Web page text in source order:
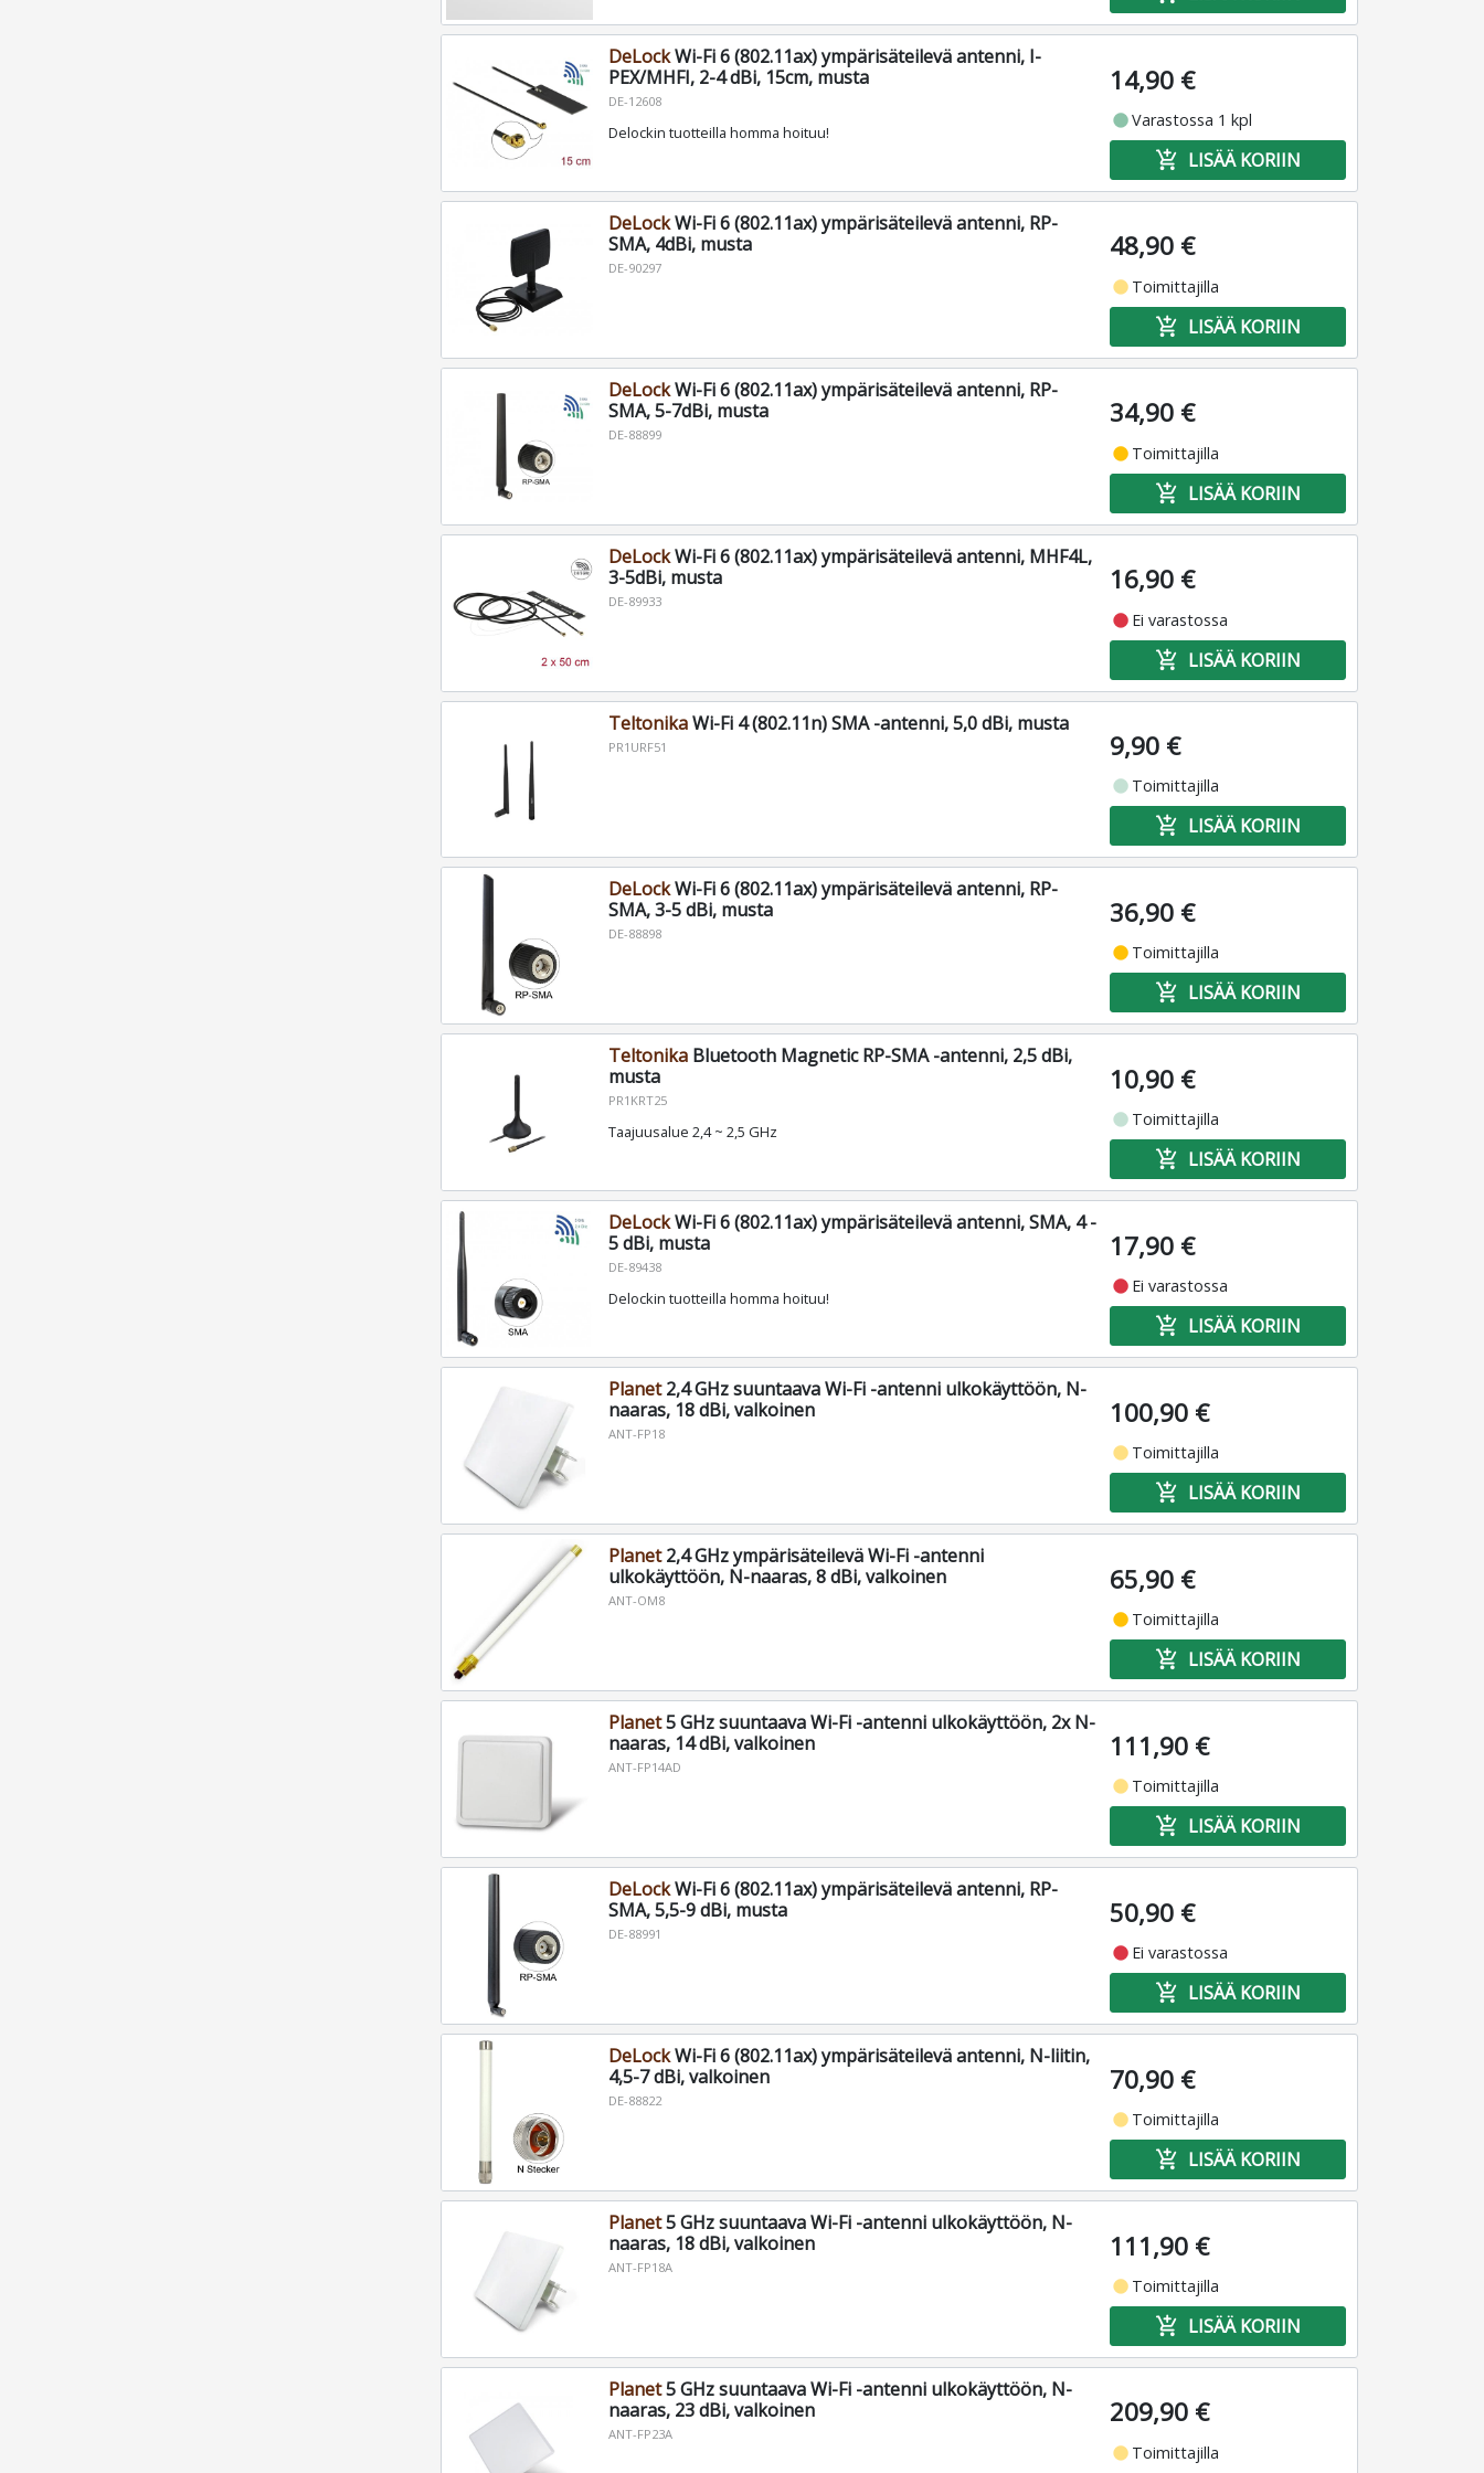
DeLockWi-Fi 6 (802.11ax) ympärisäteilevä antenni, I-
PEX/MHFI, 2-4 dBi, 15cm, musta
DE-12608
Delockin tuotteilla homma hoituu!
14,90 €
fiber_manual_recordVarastossa 1 kpl
add_shopping_cart LISÄÄ KORIIN
DeLockWi-Fi 6 (802.11ax) ympärisäteilevä antenni, RP-
SMA, 4dBi, musta
DE-90297
48,90 €
fiber_manual_record Toimittajilla
add_shopping_cart LISÄÄ KORIIN
DeLockWi-Fi 6 (802.11ax) ympärisäteilevä antenni, RP-
SMA, 5-7dBi, musta
DE-88899
34,90 €
fiber_manual_record Toimittajilla
add_shopping_cart LISÄÄ KORIIN
DeLockWi-Fi 6 (802.11ax) ympärisäteilevä antenni, MHF4L,
3-5dBi, musta
DE-89933
16,90 €
fiber_manual_record Ei varastossa
add_shopping_cart LISÄÄ KORIIN
TeltonikaWi-Fi 4 (802.11n) SMA -antenni, 5,0 dBi, musta
PR1URF51 9,90 €
fiber_manual_record Toimittajilla
add_shopping_cart LISÄÄ KORIIN
DeLockWi-Fi 6 (802.11ax) ympärisäteilevä antenni, RP-
SMA, 3-5 dBi, musta
DE-88898
36,90 €
fiber_manual_record Toimittajilla
add_shopping_cart LISÄÄ KORIIN
TeltonikaBluetooth Magnetic RP-SMA -antenni, 2,5 dBi,
musta
PR1KRT25
Taajuusalue 2,4 ~ 2,5 GHz
10,90 €
fiber_manual_record Toimittajilla
add_shopping_cart LISÄÄ KORIIN
DeLockWi-Fi 6 (802.11ax) ympärisäteilevä antenni, SMA, 4 -
5 dBi, musta
DE-89438
Delockin tuotteilla homma hoituu!
17,90 €
fiber_manual_record Ei varastossa
add_shopping_cart LISÄÄ KORIIN
Planet2,4 GHz suuntaava Wi-Fi -antenni ulkokäyttöön, N-
naaras, 18 dBi, valkoinen
ANT-FP18
100,90 €
fiber_manual_record Toimittajilla
add_shopping_cart LISÄÄ KORIIN
Planet2,4 GHz ympärisäteilevä Wi-Fi -antenni
ulkokäyttöön, N-naaras, 8 dBi, valkoinen
ANT-OM8
65,90 €
fiber_manual_record Toimittajilla
add_shopping_cart LISÄÄ KORIIN
Planet5 GHz suuntaava Wi-Fi -antenni ulkokäyttöön, 2x N-
naaras, 14 dBi, valkoinen
ANT-FP14AD
111,90 €
fiber_manual_record Toimittajilla
add_shopping_cart LISÄÄ KORIIN
DeLockWi-Fi 6 (802.11ax) ympärisäteilevä antenni, RP-
SMA, 5,5-9 dBi, musta
DE-88991
50,90 €
fiber_manual_record Ei varastossa
add_shopping_cart LISÄÄ KORIIN
DeLockWi-Fi 6 (802.11ax) ympärisäteilevä antenni, N-liitin,
4,5-7 dBi, valkoinen
DE-88822
70,90 €
fiber_manual_record Toimittajilla
add_shopping_cart LISÄÄ KORIIN
Planet5 GHz suuntaava Wi-Fi -antenni ulkokäyttöön, N-
naaras, 18 dBi, valkoinen
ANT-FP18A
111,90 €
fiber_manual_record Toimittajilla
add_shopping_cart LISÄÄ KORIIN
Planet5 GHz suuntaava Wi-Fi -antenni ulkokäyttöön, N-
naaras, 23 dBi, valkoinen
ANT-FP23A
209,90 €
fiber_manual_record Toimittajilla